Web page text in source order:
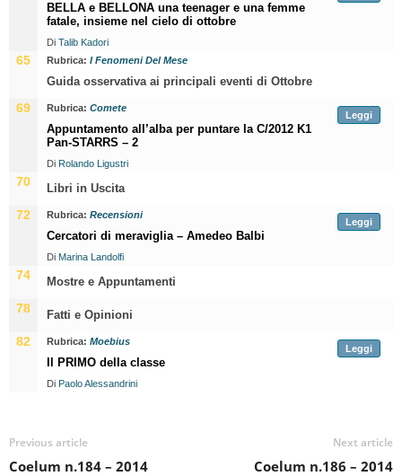
BELLA e BELLONA una teenager e una femme
fatale, insieme nel cielo di ottobre
Di Talib Kadori
65 Rubrica: I Fenomeni Del Mese
Guida osservativa ai principali eventi di Ottobre
69 Leggi
Rubrica: Comete
Appuntamento all’alba per puntare la C/2012 K1
Pan-STARRS – 2
Di Rolando Ligustri
70 Libri in Uscita
72 Leggi
Rubrica: Recensioni
Cercatori di meraviglia – Amedeo Balbi
Di Marina Landolfi
74 Mostre e Appuntamenti
78 Fatti e Opinioni
82 Leggi
Rubrica: Moebius
Il PRIMO della classe
Di Paolo Alessandrini
Previous article
Coelum n.184 – 2014
Next article
Coelum n.186 – 2014